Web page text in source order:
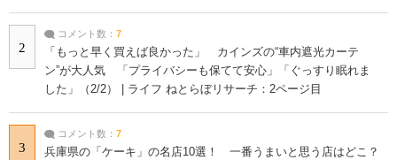
2
コメント数： 7
「もっと早く買えば良かった」 カインズの“車内遮光カーテ
ン”が大人気 「プライバシーも保てて安心」「ぐっすり眠れま
した」（2/2） | ライフ ねとらぼリサーチ：2ページ目
3
コメント数： 7
兵庫県の「ケーキ」の名店10選！ 一番うまいと思う店はどこ？